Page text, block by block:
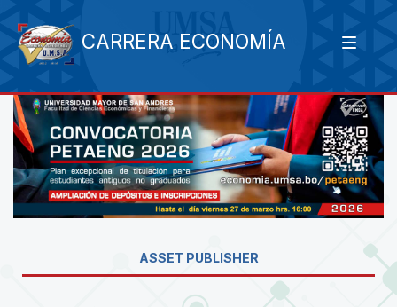
CARRERA ECONOMÍA
ASSET PUBLISHER